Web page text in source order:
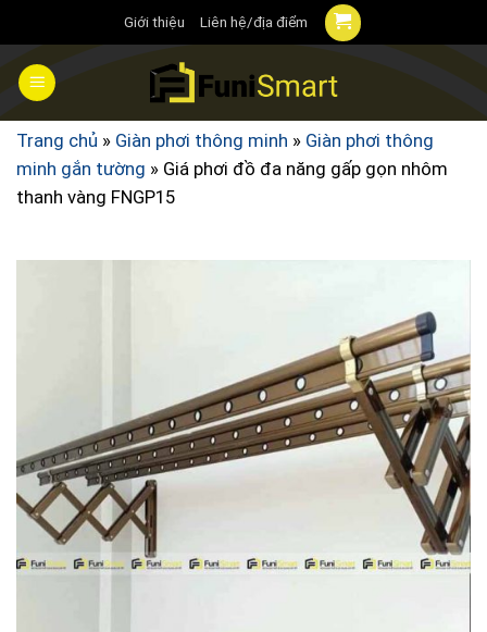
đến
nội
dung
Giới thiệu Liên hệ/địa điểm
Trang chủ » Giàn phơi thông minh » Giàn phơi thông
minh gắn tường » Giá phơi đồ đa năng gấp gọn nhôm
thanh vàng FNGP15